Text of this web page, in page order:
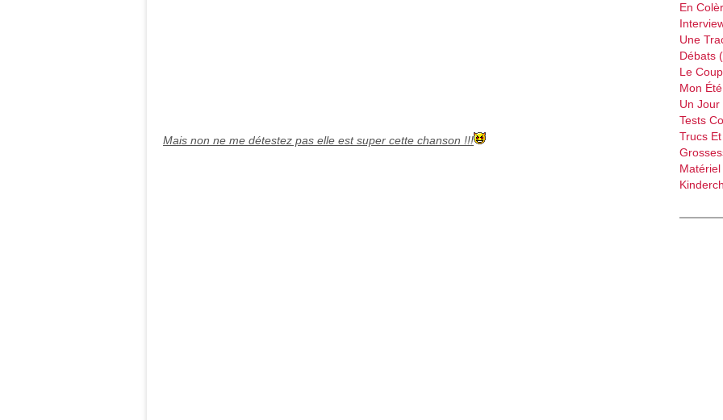
Mais non ne me détestez pas elle est super cette chanson !!!
En
Une
Débats
Le
Mon
Un
Tests
Trucs